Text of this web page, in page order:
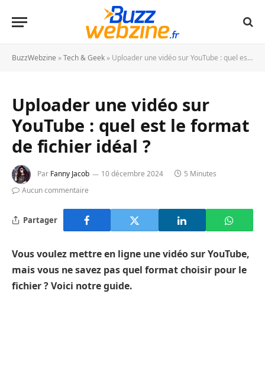
BuzzWebzine »Tech & Geek » Uploader une vidéo sur YouTube : quel est le format de fichier idéal ?
Uploader une vidéo sur
YouTube : quel est le format
de fichier idéal ?
Par Fanny Jacob 10 décembre 2024
5 Minutes
Aucun commentaire
Partager
Vous voulez mettre en ligne une vidéo sur YouTube,
mais vous ne savez pas quel format choisir pour le
fichier ? Voici notre guide.